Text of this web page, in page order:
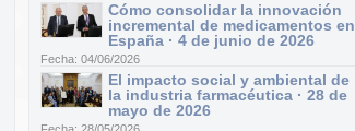
Cómo consolidar la innovación
incremental de medicamentos en
España · 4 de junio de 2026
Fecha: 04/06/2026
El impacto social y ambiental de
la industria farmacéutica · 28 de
mayo de 2026